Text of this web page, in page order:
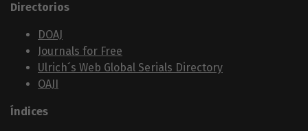
Directorios
DOAJ
Journals for Free
Ulrich´s Web Global Serials Directory
OAJI
Índices